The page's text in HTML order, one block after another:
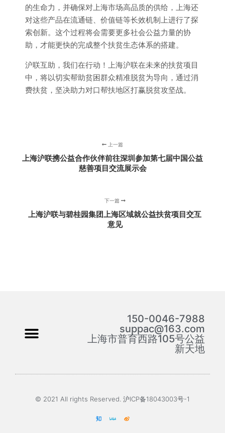
的生命力，并确保对上海市场高品质的供给，上海还
对这些产品在流通链、价值链等长效机制上进行了探
索创新。这个过程将会需要更多社会公益力量的协
助，才能更快的完成整个扶贫生态体系的搭建。
沪联互助，我们在行动！上海沪联在未来的扶贫项目
中，将以切实帮助贫困群众精准脱贫为导向，通过消
费扶贫，坚决助力对口帮扶地区打赢脱贫攻坚战。
上一篇
上海沪联携公益合作伙伴前往深圳参加第七届中国公益
慈善项目交流展示会
下一篇
上海沪联与碧桂园集团上海区域就公益扶贫项目交互
意见
150-0046-7988
suppac@163.com
上海市普育西路105号公益
新天地
© 2021 All rights Reserved. 沪ICP备18043003号-1